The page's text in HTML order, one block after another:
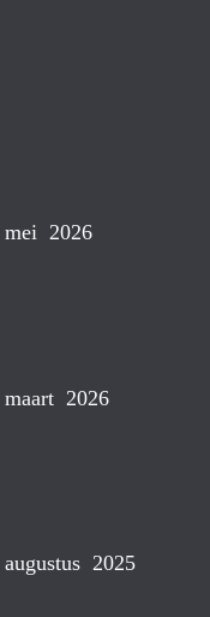
mei 2026
2026
2025